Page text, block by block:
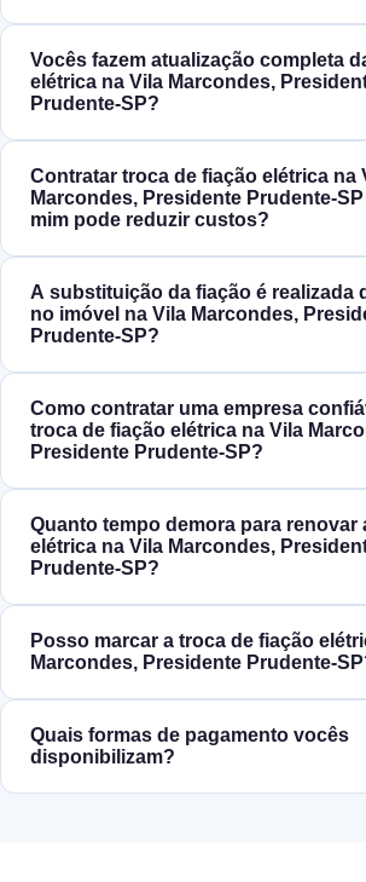
Vocês fazem atualização completa
elétrica na Vila Marcondes,
Prudente‑SP?
Contratar troca de fiação elétrica na
Marcondes, Presidente
mim pode reduzir custos?
A substituição da fiação é realizada
no imóvel na Vila Marcondes,
Prudente‑SP?
Como contratar uma empresa
troca de fiação elétrica na Vila
Presidente Prudente‑SP?
Quanto tempo demora para renovar
elétrica na Vila Marcondes,
Prudente‑SP?
Posso marcar a troca de fiação
Marcondes, Presidente
Quais formas de pagamento vocês
disponibilizam?